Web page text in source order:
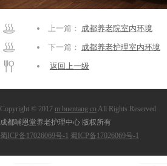
上一篇： 成都养老院室内环境
下一篇： 成都养老护理室内环境
返回上一级
Copyright © 2017 m.buentang.cn All Rights Reserved
成都哺恩堂养老护理中心 版权所有
蜀ICP备17026069号-1 蜀ICP备17026069号-1